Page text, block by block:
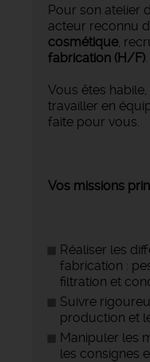
Pour son atelier
acteur reconnu
cosmétique,
fabrication (H/F).
Vous êtes
travailler en
faite pour vous.
Vos missions
Réaliser les
fabrication :
filtration et
Suivre
production et
Manipuler les
les consignes